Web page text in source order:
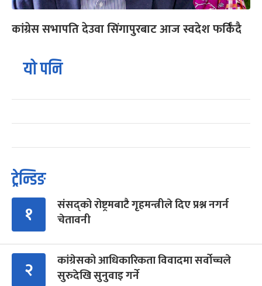
कांग्रेस सभापति देउवा सिंगापुरबाट आज स्वदेश फर्किँदै
यो पनि
ट्रेन्डिङ
१
संसद्को रोष्ट्रमबाटै गृहमन्त्रीले दिए प्रश्न नगर्न
चेतावनी
२
कांग्रेसको आधिकारिकता विवादमा सर्वोच्चले
सुरुदेखि सुनुवाइ गर्ने